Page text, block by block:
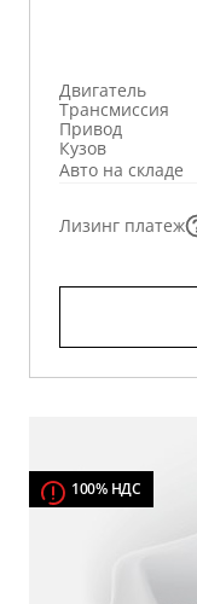
Двигатель
Трансмиссия
Привод
Кузов
Авто на складе
Лизинг платеж
100% НДС